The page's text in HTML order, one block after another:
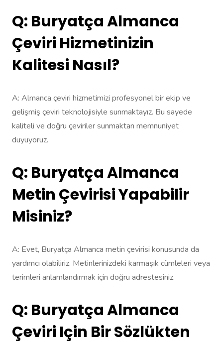
Q: Buryatça Almanca
Çeviri Hizmetinizin
Kalitesi Nasıl?
A: Almanca çeviri hizmetimizi profesyonel bir ekip ve
gelişmiş çeviri teknolojisiyle sunmaktayız. Bu sayede
kaliteli ve doğru çeviriler sunmaktan memnuniyet
duyuyoruz.
Q: Buryatça Almanca
Metin Çevirisi Yapabilir
Misiniz?
A: Evet, Buryatça Almanca metin çevirisi konusunda da
yardımcı olabiliriz. Metinlerinizdeki karmaşık cümleleri veya
terimleri anlamlandırmak için doğru adrestesiniz.
Q: Buryatça Almanca
Çeviri Için Bir Sözlükten